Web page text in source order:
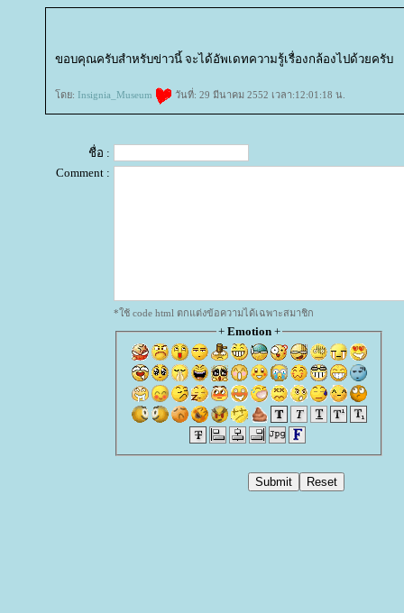
ขอบคุณครับสำหรับข่าวนี้ จะได้อัพเดทความรู้เรื่องกล้องไปด้วยครับ
ดย: Insignia_Museum วันที่: 29 มีนาคม 2552 เวลา:12:01:18 น.
ชื่อ :
Comment :
*ใช้ code html ตกแต่งข้อความได้เฉพาะสมาชิก
+ Emotion+